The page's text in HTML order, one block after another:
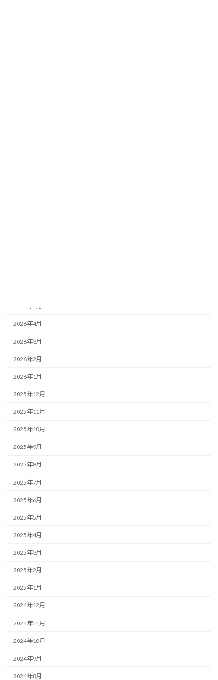
2026年5月
2026年4月
2026年3月
2026年2月
2026年1月
2025年12月
2025年11月
2025年10月
2025年9月
2025年8月
2025年7月
2025年6月
2025年5月
2025年4月
2025年3月
2025年2月
2025年1月
2024年12月
2024年11月
2024年10月
2024年9月
2024年8月